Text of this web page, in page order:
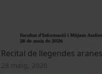
Recital de llegendes
28 maig, 2026